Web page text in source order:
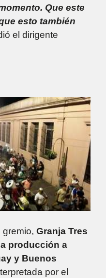
Que este
esto también
el dirigente
Granja Tres
producción a
y Buenos
por el